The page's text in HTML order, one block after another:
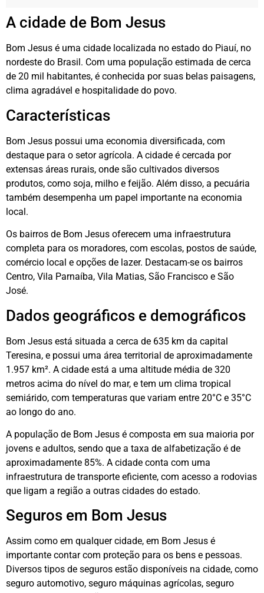
A cidade de Bom Jesus
Bom Jesus é uma cidade localizada no estado do Piauí, no
nordeste do Brasil. Com uma população estimada de cerca
de 20 mil habitantes, é conhecida por suas belas paisagens,
clima agradável e hospitalidade do povo.
Características
Bom Jesus possui uma economia diversificada, com
destaque para o setor agrícola. A cidade é cercada por
extensas áreas rurais, onde são cultivados diversos
produtos, como soja, milho e feijão. Além disso, a pecuária
também desempenha um papel importante na economia
local.
Os bairros de Bom Jesus oferecem uma infraestrutura
completa para os moradores, com escolas, postos de saúde,
comércio local e opções de lazer. Destacam-se os bairros
Centro, Vila Parnaíba, Vila Matias, São Francisco e São
José.
Dados geográficos e demográficos
Bom Jesus está situada a cerca de 635 km da capital
Teresina, e possui uma área territorial de aproximadamente
1.957 km². A cidade está a uma altitude média de 320
metros acima do nível do mar, e tem um clima tropical
semiárido, com temperaturas que variam entre 20°C e 35°C
ao longo do ano.
A população de Bom Jesus é composta em sua maioria por
jovens e adultos, sendo que a taxa de alfabetização é de
aproximadamente 85%. A cidade conta com uma
infraestrutura de transporte eficiente, com acesso a rodovias
que ligam a região a outras cidades do estado.
Seguros em Bom Jesus
Assim como em qualquer cidade, em Bom Jesus é
importante contar com proteção para os bens e pessoas.
Diversos tipos de seguros estão disponíveis na cidade, como
seguro automotivo, seguro máquinas agrícolas, seguro